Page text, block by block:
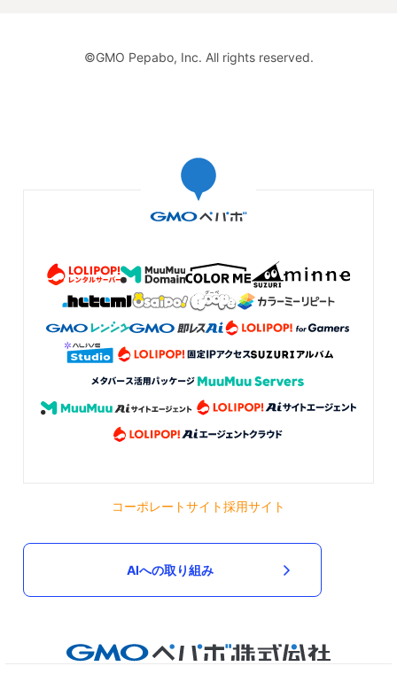
©GMO Pepabo, Inc. All rights reserved.
コーポレートサイト採用サイト
AIへの取り組み